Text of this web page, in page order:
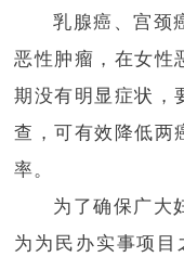
乳腺癌、宫颈
恶性肿瘤，在女性
期没有明显症状，
查，可有效降低两
率。
为了确保广大
为为民办实事项